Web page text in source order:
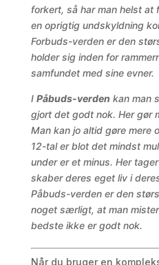
forkert, så har man helst at
en oprigtig undskyldning
Forbuds-verden er den
holder sig inden for
samfundet med sine evner.
I Påbuds-verden kan man
gjort det godt nok. Her gør
Man kan jo altid gøre mere
12-tal er blot det mindst
under er et minus. Her
skaber deres eget liv i
Påbuds-verden er den
noget særligt, at man
bedste ikke er godt nok.
Når du bruger en